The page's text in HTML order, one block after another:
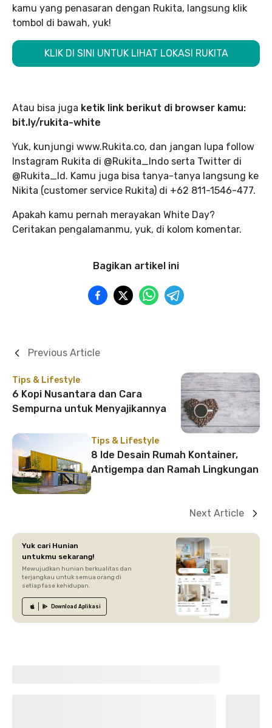
kamu yang penasaran dengan Rukita, langsung klik
tombol di bawah, yuk!
KLIK DI SINI UNTUK LIHAT LOKASI RUKITA
Atau bisa juga ketik link berikut di browser kamu:
bit.ly/rukita-white
Yuk, kunjungi www.Rukita.co, dan jangan lupa follow
Instagram Rukita di @Rukita_Indo serta Twitter di
@Rukita_Id. Kamu juga bisa tanya-tanya langsung ke
Nikita (customer service Rukita) di +62 811-1546-477.
Apakah kamu pernah merayakan White Day?
Ceritakan pengalamanmu, yuk, di kolom komentar.
Bagikan artikel ini
Tips & Lifestyle
6 Kopi Nusantara dan Cara
Sempurna untuk Menyajikannya
Previous Article
Tips & Lifestyle
8 Ide Desain Rumah Kontainer,
Antigempa dan Ramah Lingkungan
Next Article
Yuk cari Hunian
untukmu sekarang!
Mewujudkan hunian berkualitas dan
terjangkau untuk semua orang di
setiap fase kehidupan.
Download Aplikasi